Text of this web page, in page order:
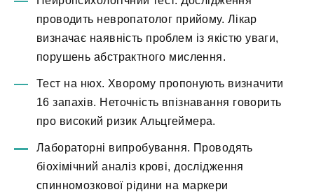
проводить невропатолог прийому. Лікар
визначає наявність проблем із якістю уваги,
порушень абстрактного мислення.
Тест на нюх. Хворому пропонують визначити
16 запахів. Неточність впізнавання говорить
про високий ризик Альцгеймера.
Лабораторні випробування. Проводять
біохімічний аналіз крові, дослідження
спинномозкової рідини на маркери